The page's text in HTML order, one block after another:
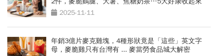
2025-11-11
年銷3億片麥克雞塊，4種形狀竟是「這些」英文字
母，麥脆雞只有台灣有 ... 麥當勞食品城大解密